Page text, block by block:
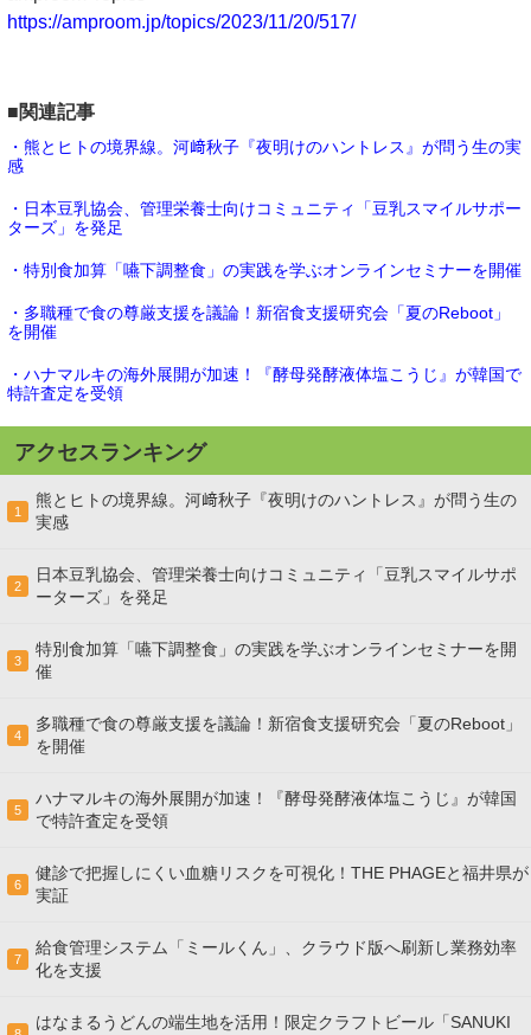
https://amproom.jp/topics/2023/11/20/517/
■関連記事
・熊とヒトの境界線。河﨑秋子『夜明けのハントレス』が問う生の実
感
・日本豆乳協会、管理栄養士向けコミュニティ「豆乳スマイルサポー
ターズ」を発足
・特別食加算「嚥下調整食」の実践を学ぶオンラインセミナーを開催
・多職種で食の尊厳支援を議論！新宿食支援研究会「夏のReboot」
を開催
・ハナマルキの海外展開が加速！『酵母発酵液体塩こうじ』が韓国で
特許査定を受領
アクセスランキング
1
熊とヒトの境界線。河﨑秋子『夜明けのハントレス』が問う生の
実感
2
日本豆乳協会、管理栄養士向けコミュニティ「豆乳スマイルサポ
ーターズ」を発足
3
特別食加算「嚥下調整食」の実践を学ぶオンラインセミナーを開
催
4
多職種で食の尊厳支援を議論！新宿食支援研究会「夏のReboot」
を開催
5
ハナマルキの海外展開が加速！『酵母発酵液体塩こうじ』が韓国
で特許査定を受領
6
健診で把握しにくい血糖リスクを可視化！THE PHAGEと福井県が
実証
7
給食管理システム「ミールくん」、クラウド版へ刷新し業務効率
化を支援
はなまるうどんの端生地を活用！限定クラフトビール「SANUKI